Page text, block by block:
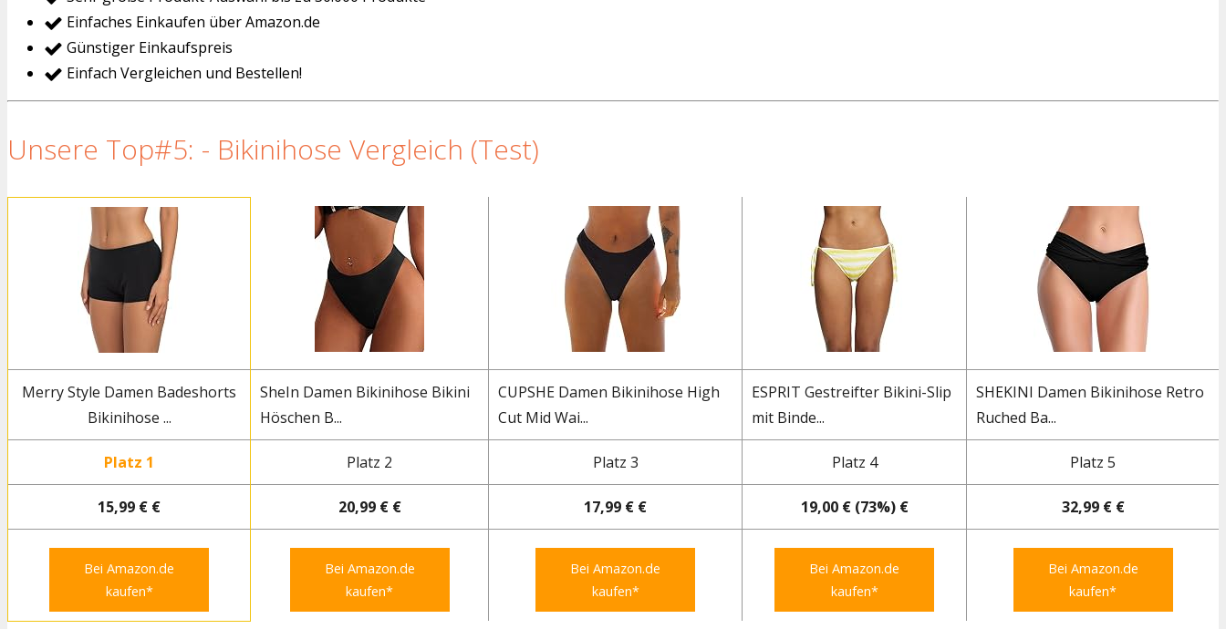
Einfaches Einkaufen über Amazon.de
Günstiger Einkaufspreis
Einfach Vergleichen und Bestellen!
Unsere Top#5: - Bikinihose Vergleich (Test)
Merry Style Damen Badeshorts
Bikinihose ...
SheIn Damen Bikinihose Bikini
Höschen B...
CUPSHE Damen Bikinihose High
Cut Mid Wai...
ESPRIT Gestreifter Bikini-Slip
mit Binde...
SHEKINI Damen Bikinihose Retro
Ruched Ba...
Platz 1 Platz 2 Platz 3 Platz 4 Platz 5
15,99 € € 20,99 € € 17,99 € € 19,00 € (73%) € 32,99 € €
Bei Amazon.de
kaufen*
Bei Amazon.de
kaufen*
Bei Amazon.de
kaufen*
Bei Amazon.de
kaufen*
Bei Amazon.de
kaufen*